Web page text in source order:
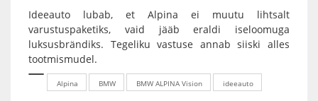
Ideeauto lubab, et Alpina ei muutu lihtsalt
varustuspaketiks, vaid jääb eraldi iseloomuga
luksusbrändiks. Tegeliku vastuse annab siiski alles
tootmismudel.
Alpina BMW BMW ALPINA Vision ideeauto